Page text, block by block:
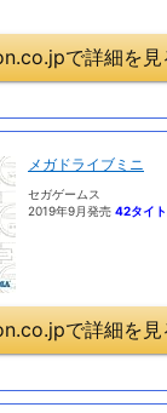
で詳細を見
メガドライブミニ
セガゲームス
2019年9月発売 42タイ
で詳細を見